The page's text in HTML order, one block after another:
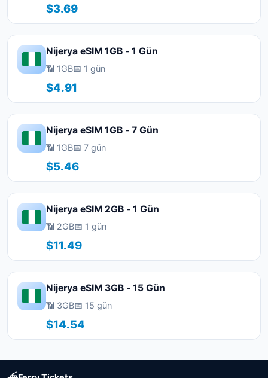
$3.69
Nijerya eSIM 1GB - 1 Gün
📶 1GB📅 1 gün
$4.91
Nijerya eSIM 1GB - 7 Gün
📶 1GB📅 7 gün
$5.46
Nijerya eSIM 2GB - 1 Gün
📶 2GB📅 1 gün
$11.49
Nijerya eSIM 3GB - 15 Gün
📶 3GB📅 15 gün
$14.54